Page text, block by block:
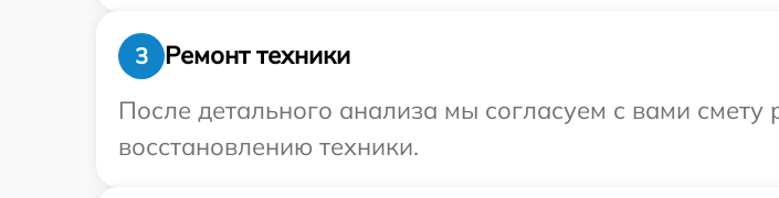
3
Ремонт техники
После детального анализа мы согласуем с вами смету
восстановлению техники.